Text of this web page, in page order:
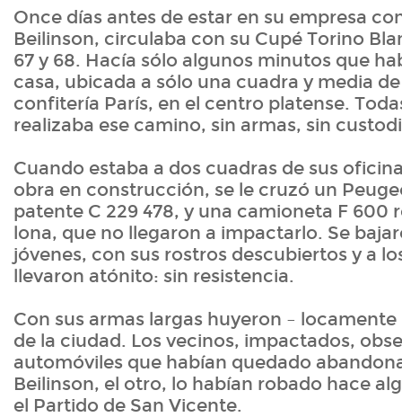
Once días antes de estar en su empresa
Beilinson, circulaba con su Cupé Torino
67 y 68. Hacía sólo algunos minutos que
casa, ubicada a sólo una cuadra y media
confitería París, en el centro platense.
realizaba ese camino, sin armas, sin
Cuando estaba a dos cuadras de sus
obra en construcción, se le cruzó un
patente C 229 478, y una camioneta F 600
lona, que no llegaron a impactarlo. Se
jóvenes, con sus rostros descubiertos y a
llevaron atónito: sin resistencia.
Con sus armas largas huyeron –
de la ciudad. Los vecinos, impactados,
automóviles que habían quedado
Beilinson, el otro, lo habían robado hace
el Partido de San Vicente.